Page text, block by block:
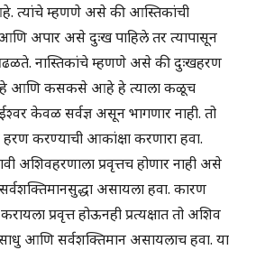
त्यांचे म्हणणे असे की आस्तिकांची
अपार असे दुःख पाहिले तर त्यापासून
नास्तिकांचे म्हणणे असे की दुःखहरण
आणि कसकसे आहे हे त्याला कळूच
केवळ सर्वज्ञ असून भागणार नाही. तो
करण्याची आकांक्षा करणारा हवा.
प्रवृत्तच होणार नाही असे
असायला हवा. कारण
प्रवृत्त होऊनही प्रत्यक्षात तो अशिव
आणि सर्वशक्तिमान असायलाच हवा. या